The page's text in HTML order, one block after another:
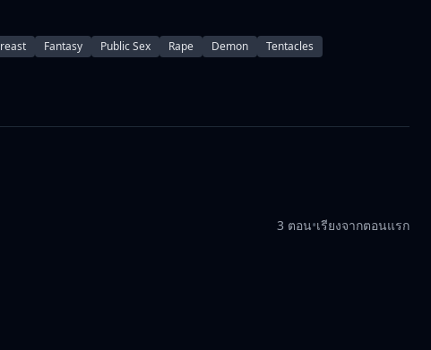
Fantasy Public Sex Rape Demon Tentacles
3 ตอน•เรียงจากตอนแรก